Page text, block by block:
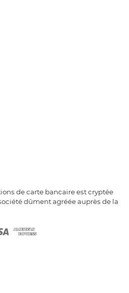
de carte bancaire est cryptée
dûment agréée auprès de la